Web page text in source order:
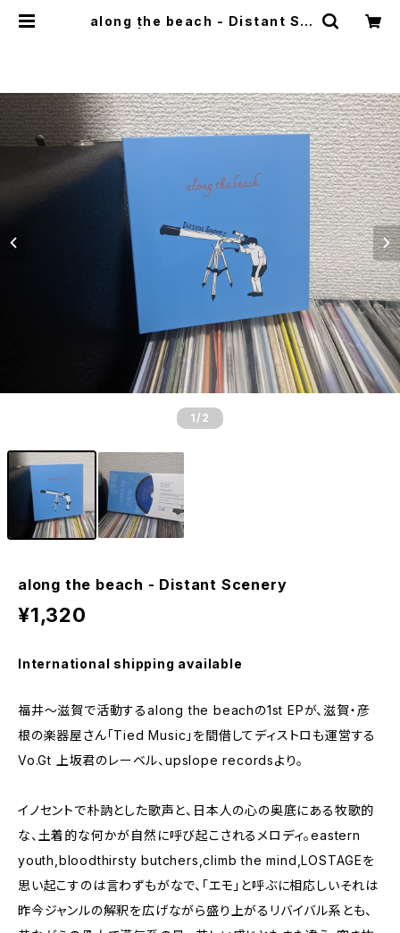
along the beach - Distant Sc
1 /2
along the beach - Distant Scenery
¥1,320
International shipping available
福井～滋賀で活動するalong the beachの1st EPが、滋賀・彦
根の楽器屋さん「Tied Music」を間借してディストロも運営する
Vo.Gt 上坂君のレーベル、upslope recordsより。
イノセントで朴訥とした歌声と、日本人の心の奥底にある牧歌的
な、土着的な何かが自然に呼び起こされるメロディ。eastern
youth,bloodthirsty butchers,climb the mind,LOSTAGEを
思い起こすのは言わずもがなで、「エモ」と呼ぶに相応しいそれは
昨今ジャンルの解釈を広げながら盛り上がるリバイバル系とも、